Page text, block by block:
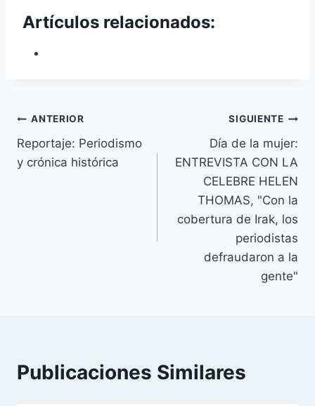
Artículos relacionados:
Navegación
de
ANTERIOR
Reportaje: Periodismo
y crónica histórica
SIGUIENTE
Día de la mujer:
ENTREVISTA CON LA
CELEBRE HELEN
THOMAS, "Con la
cobertura de Irak, los
periodistas
defraudaron a la
gente"
Publicaciones Similares